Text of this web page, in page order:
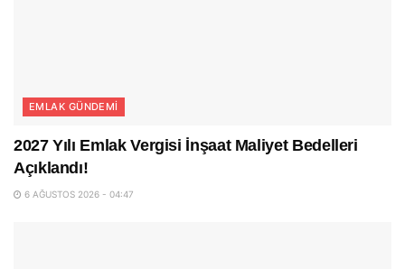
EMLAK GÜNDEMI
2027 Yılı Emlak Vergisi İnşaat Maliyet Bedelleri
Açıklandı!
6 AĞUSTOS 2026 - 04:47